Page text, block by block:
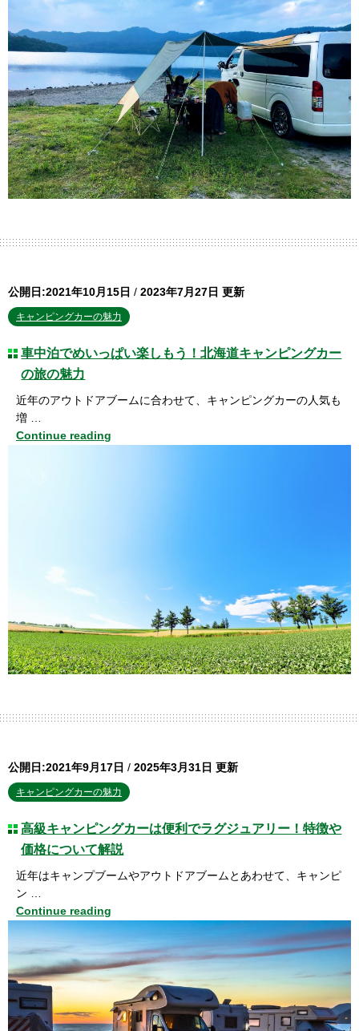
公開日:2021年10月15日 / 2023年7月27日 更新
キャンピングカーの魅力
車中泊でめいっぱい楽しもう！北海道キャンピングカー
の旅の魅力
近年のアウトドアブームに合わせて、キャンピングカーの人気も
増 …
Continue reading
公開日:2021年9月17日 / 2025年3月31日 更新
キャンピングカーの魅力
高級キャンピングカーは便利でラグジュアリー！特徴や
価格について解説
近年はキャンプブームやアウトドアブームとあわせて、キャンピ
ン …
Continue reading